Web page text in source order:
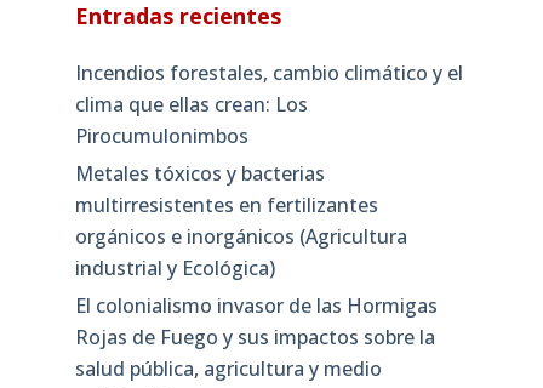
Entradas recientes
Incendios forestales, cambio climático y el
clima que ellas crean: Los
Pirocumulonimbos
Metales tóxicos y bacterias
multirresistentes en fertilizantes
orgánicos e inorgánicos (Agricultura
industrial y Ecológica)
El colonialismo invasor de las Hormigas
Rojas de Fuego y sus impactos sobre la
salud pública, agricultura y medio